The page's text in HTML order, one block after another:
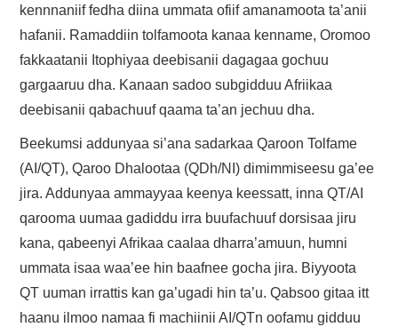
kennnaniif fedha diina ummata ofiif amanamoota ta’anii
hafanii. Ramaddiin tolfamoota kanaa kenname, Oromoo
fakkaatanii Itophiyaa deebisanii dagagaa gochuu
gargaaruu dha. Kanaan sadoo subgidduu Afriikaa
deebisanii qabachuuf qaama ta’an jechuu dha.
Beekumsi addunyaa si’ana sadarkaa Qaroon Tolfame
(AI/QT), Qaroo Dhalootaa (QDh/NI) dimimmiseesu ga’ee
jira. Addunyaa ammayyaa keenya keessatt, inna QT/AI
qarooma uumaa gadiddu irra buufachuuf dorsisaa jiru
kana, qabeenyi Afrikaa caalaa dharra’amuun, humni
ummata isaa waa’ee hin baafnee gocha jira. Biyyoota
QT uuman irrattis kan ga’ugadi hin ta’u. Qabsoo gitaa itt
haanu ilmoo namaa fi machiinii AI/QTn oofamu gidduu